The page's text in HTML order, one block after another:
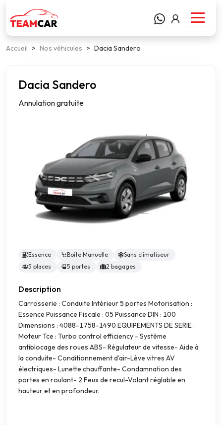
Accueil > Nos véhicules > Dacia Sandero
Dacia Sandero
Annulation gratuite
Essence Boite Manuelle
Sans climatiseur
5 places
5 portes 2 bagages
Description
Carrosserie : Conduite Intérieur 5 portes Motorisation :
Essence Puissance Fiscale : 05 Puissance DIN : 100
Dimensions : 4088-1758-1490 EQUIPEMENTS DE SERIE :
Moteur Tce : Turbo control efficiency - Système
antiblocage des roues ABS- Régulateur de vitesse- Aide à
la conduite- Conditionnement d'air-Lève vitres AV
électriques- Lunette chauffante- Condamnation des
portes en roulant- 2 Feux de recul-Volant réglable en
hauteur et en profondeur.